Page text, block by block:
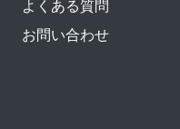
よくある質問
お問い合わせ